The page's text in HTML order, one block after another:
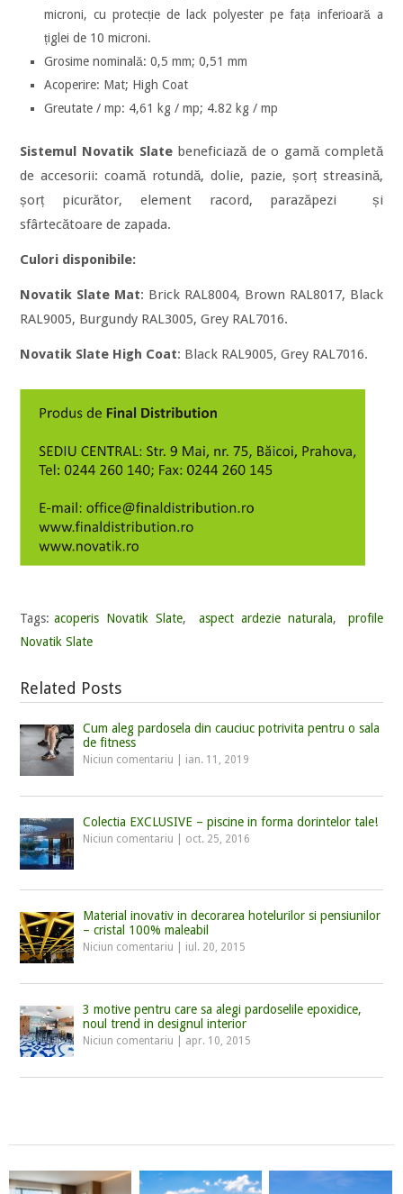
microni, cu protecție de lack polyester pe fața inferioară a
țiglei de 10 microni.
Grosime nominală: 0,5 mm; 0,51 mm
Acoperire: Mat; High Coat
Greutate / mp: 4,61 kg / mp; 4.82 kg / mp
Sistemul Novatik Slatebeneficiază de o gamă completă
de accesorii: coamă rotundă, dolie, pazie, șorț streasină,
șorț picurător, element racord, parazăpezi și
sfârtecătoare de zapada.
Culori disponibile:
Novatik Slate Mat: Brick RAL8004, Brown RAL8017, Black
RAL9005, Burgundy RAL3005, Grey RAL7016.
Novatik Slate High Coat: Black RAL9005, Grey RAL7016.
Tags: acoperis Novatik Slate, aspect ardezie naturala,
profile
Novatik Slate
Related Posts
Cum aleg pardosela din cauciuc potrivita pentru o sala
de fitness
Niciun comentariu ian. 11, 2019
Colectia EXCLUSIVE – piscine in forma dorintelor tale!
Niciun comentariu oct. 25, 2016
Material inovativ in decorarea hotelurilor si pensiunilor
– cristal 100% maleabil
Niciun comentariu iul. 20, 2015
3 motive pentru care sa alegi pardoselile epoxidice,
noul trend in designul interior
Niciun comentariu apr. 10, 2015